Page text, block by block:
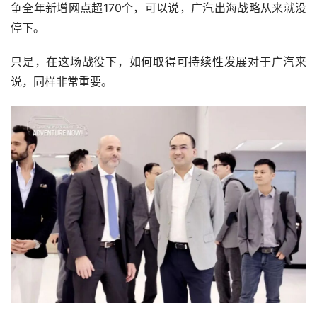
争全年新增网点超170个，可以说，广汽出海战略从来就没
停下。
只是，在这场战役下，如何取得可持续性发展对于广汽来
说，同样非常重要。